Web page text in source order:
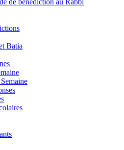
de bénédiction au Rabbi
Batia